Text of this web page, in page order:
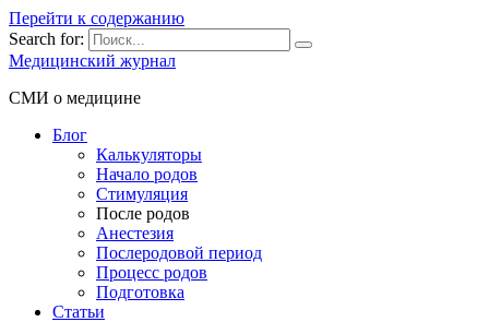
Перейти к содержанию
Search for:
Медицинский журнал
СМИ о медицине
Блог
Калькуляторы
Начало родов
Стимуляция
После родов
Анестезия
Послеродовой период
Процесс родов
Подготовка
Статьи